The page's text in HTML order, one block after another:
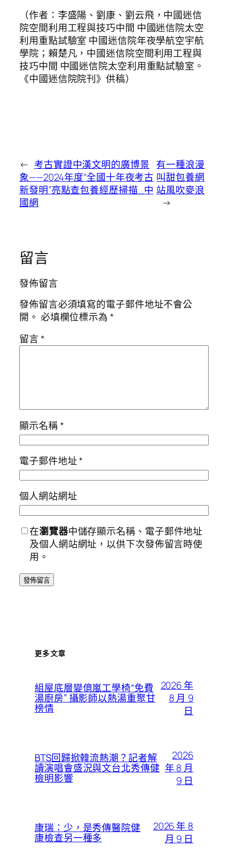
（作者：李盛陽、劉康、劉云飛，中國迷信
院空間利用工程與技巧中間 中國迷信院太空
利用重點試驗室 中國迷信院年夜學航空宇航
學院；賴楚凡，中國迷信院空間利用工程與
技巧中間 中國迷信院太空利用重點試驗室。
《中國迷信院院刊》供稿）
← 考古實證中漢文明的廣博景
象——2024年度“全國十年夜考古
新發明”亮點查包養經歷掃描_中
國網
有一種浪漫
叫甜包養網
站風吹麥浪
→
留言
發佈留言
發佈留言必須填寫的電子郵件地址不會公
開。 必填欄位標示為*
留言*
顯示名稱*
電子郵件地址*
個人網站網址
在瀏覽器中儲存顯示名稱、電子郵件地址
及個人網站網址，以供下次發佈留言時使
用。
更多文章
組屋底層變億嵐工學椅“免費
湯廚房” 攝影師以熱湯重聚甘
榜情
2026 年
8 月 9
日
BTS回歸掀韓流熱潮？記者解
讀演唱會盛況與文台北秀傳健
檢明影響
2026
年 8 月
9 日
康瑞：少，是秀傳醫院健
康檢查另一種多
2026 年 8
月 9 日